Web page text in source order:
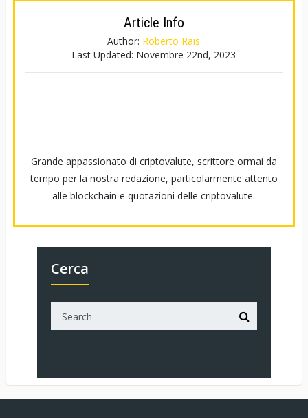
Article Info
Author: Roberto Rais
Last Updated: Novembre 22nd, 2023
Grande appassionato di criptovalute, scrittore ormai da
tempo per la nostra redazione, particolarmente attento
alle blockchain e quotazioni delle criptovalute.
Cerca